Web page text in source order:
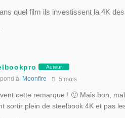
quel film ils investissent la 4K
Auteur
à Moonfire 5 mois
cette remarque ! 🙂 Mais bon,
sortir plein de steelbook 4K et pas